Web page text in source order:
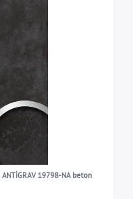
19798-NA beton